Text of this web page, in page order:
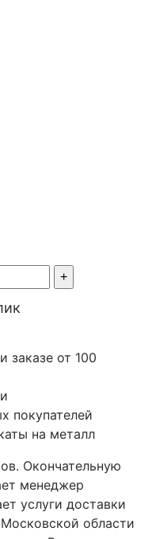
заказе от 100
покупателей
на металл
Окончательную
менеджер
услуги доставки
области